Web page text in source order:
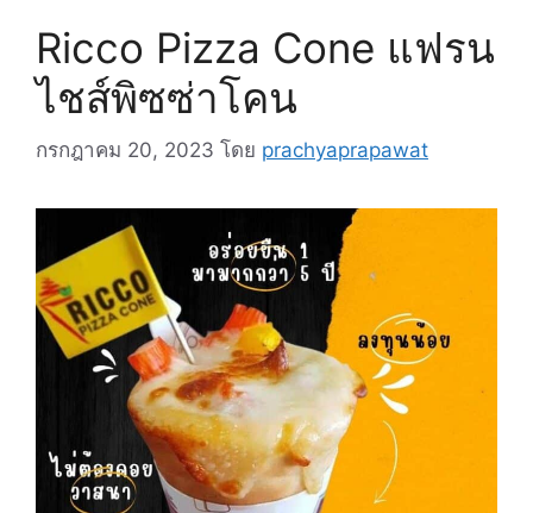
Ricco Pizza Cone แฟรน
ไชส์พิซซ่าโคน
กรกฎาคม 20, 2023 โดย prachyaprapawat